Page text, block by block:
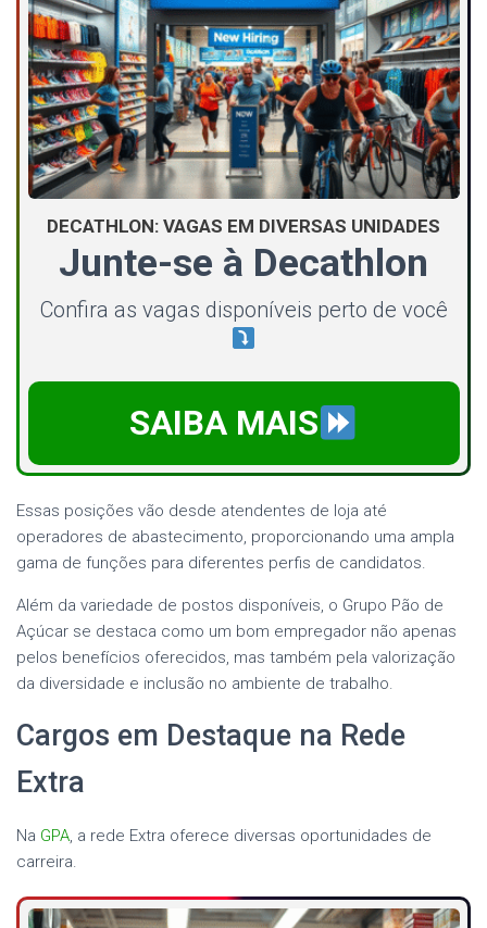
DECATHLON: VAGAS EM DIVERSAS UNIDADES
Junte-se à Decathlon
Confira as vagas disponíveis perto de você
SAIBA MAIS
Essas posições vão desde atendentes de loja até
operadores de abastecimento, proporcionando uma ampla
gama de funções para diferentes perfis de candidatos.
Além da variedade de postos disponíveis, o Grupo Pão de
Açúcar se destaca como um bom empregador não apenas
pelos benefícios oferecidos, mas também pela valorização
da diversidade e inclusão no ambiente de trabalho.
Cargos em Destaque na Rede
Extra
Na GPA, a rede Extra oferece diversas oportunidades de
carreira.